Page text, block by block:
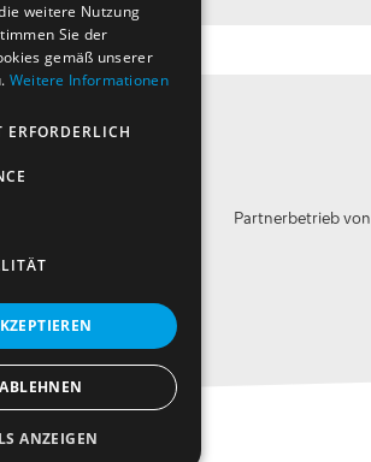
Partnerbetrieb von
weitere Nutzung
Sie der
gemäß unserer
Weitere Informationen
ANZEIGEN